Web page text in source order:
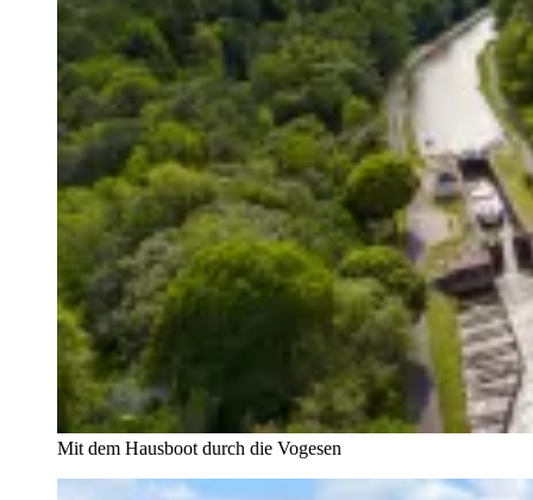
Mit dem Hausboot durch die Vogesen